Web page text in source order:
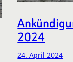
2024
24. April 2024